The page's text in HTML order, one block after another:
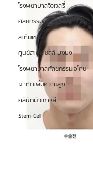
โรงพยาบาลจิวเวลรี่
ศัลยกรรมชะลอวัย
สเต็มเซลล์
ศูนย์สเต็มเซลล์ บงบง
โรงพยาบาลศัลยกรรมเอโตน
ผ่าตัดเพิ่มความสูง
คลินิกผิวเกาหลี
Stem Cell